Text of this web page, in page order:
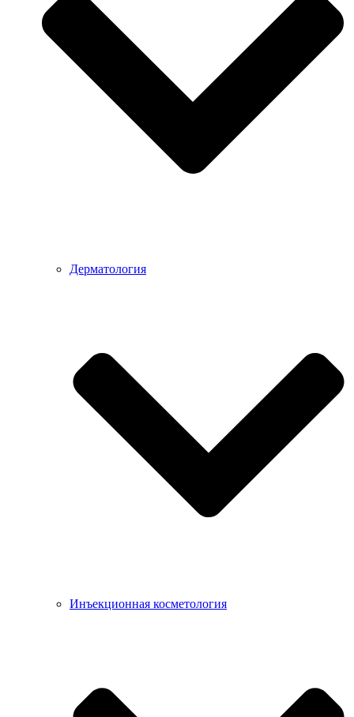
Дерматология
Инъекционная косметология